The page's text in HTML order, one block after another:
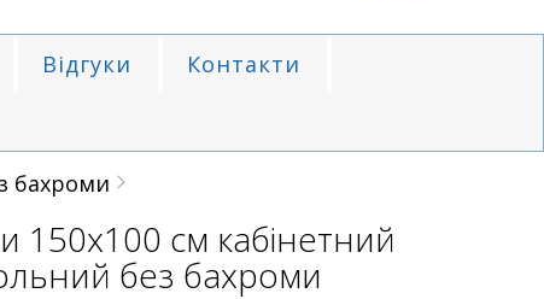
Відгуки
Контакти
бахроми
150х100 см кабінетний
без бахроми